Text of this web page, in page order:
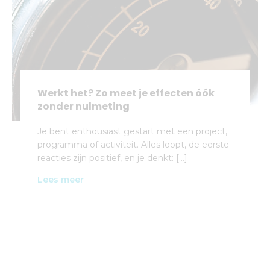
Werkt het? Zo meet je effecten óók
zonder nulmeting
Je bent enthousiast gestart met een project,
programma of activiteit. Alles loopt, de eerste
reacties zijn positief, en je denkt: […]
Lees meer